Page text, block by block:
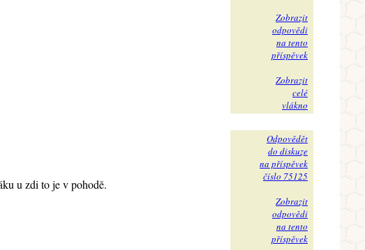
Zobrazit
odpovědi
na tento
příspěvek
Zobrazit
celé
vlákno
u zdi to je v pohodě.
Odpovědět
do diskuze
na příspěvek
číslo 75125
Zobrazit
odpovědi
na tento
příspěvek